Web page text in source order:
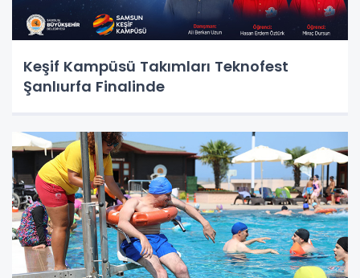
Keşif Kampüsü Takımları Teknofest
Şanlıurfa Finalinde